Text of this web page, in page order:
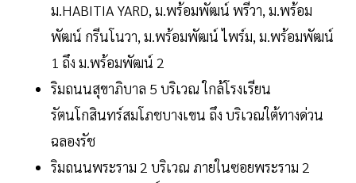
ม.HABITIA YARD, ม.พร้อมพัฒน์ พรีวา, ม.พร้อม
พัฒน์ กรีนโนวา, ม.พร้อมพัฒน์ ไพร์ม, ม.พร้อมพัฒน์
1 ถึง ม.พร้อมพัฒน์ 2
ริมถนนสุขาภิบาล 5 บริเวณ ใกล้โรงเรียน
รัตนโกสินทร์สมโภชบางเขน ถึง บริเวณใต้ทางด่วน
ฉลองรัช
ริมถนนพระราม 2 บริเวณ ภายในซอยพระราม 2